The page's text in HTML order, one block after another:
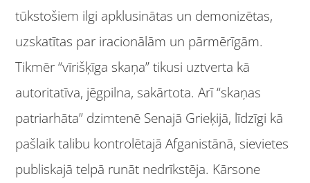
tūkstošiem ilgi apklusinātas un demonizētas,
uzskatītas par iracionālām un pārmērīgām.
Tikmēr “vīrišķīga skaņa” tikusi uztverta kā
autoritatīva, jēgpilna, sakārtota. Arī “skaņas
patriarhāta” dzimtenē Senajā Grieķijā, līdzīgi kā
pašlaik talibu kontrolētajā Afganistānā, sievietes
publiskajā telpā runāt nedrīkstēja. Kārsone